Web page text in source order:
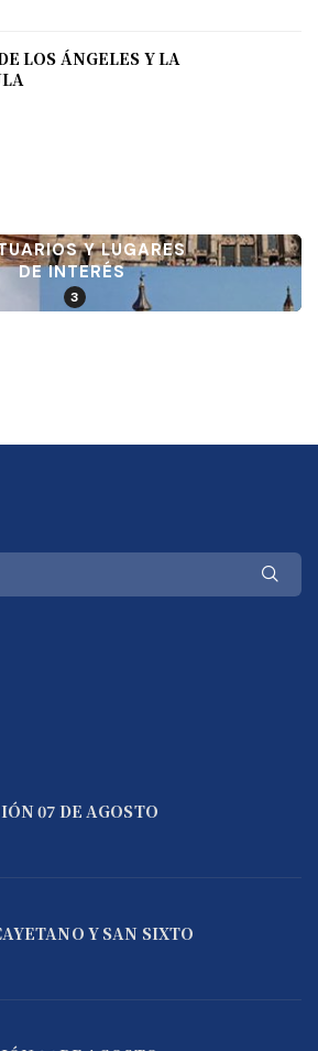
LOS ÁNGELES Y LA
Y LUGARES
DE INTERÉS
3
07 DE AGOSTO
Y SAN SIXTO